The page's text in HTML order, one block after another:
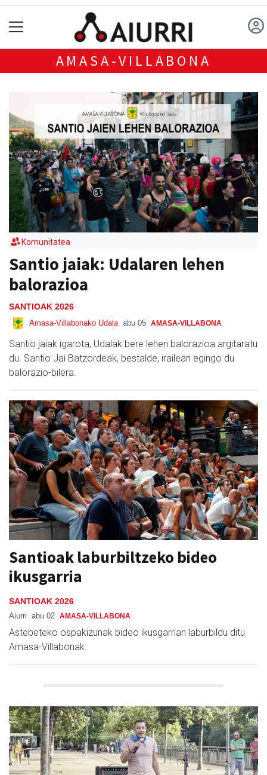
AMASA-VILLABONA
Komunitatea
Santio jaiak: Udalaren lehen
balorazioa
SANTIOAK 2026
Amasa-Villabonako Udala abu 05 AMASA-VILLABONA
Santio jaiak igarota, Udalak bere lehen balorazioa argitaratu
du. Santio Jai Batzordeak, bestalde, irailean egingo du
balorazio-bilera.
Santioak laburbiltzeko bideo
ikusgarria
SANTIOAK 2026
Aiurri abu 02 AMASA-VILLABONA
Astebeteko ospakizunak bideo ikusgarrian laburbildu ditu
Amasa-Villabonak.